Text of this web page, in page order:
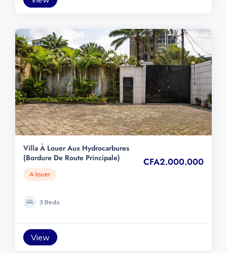
Villa À Louer Aux Hydrocarbures
(bordure De Route Principale)
A louer
CFA2.000.000
3 Beds
View